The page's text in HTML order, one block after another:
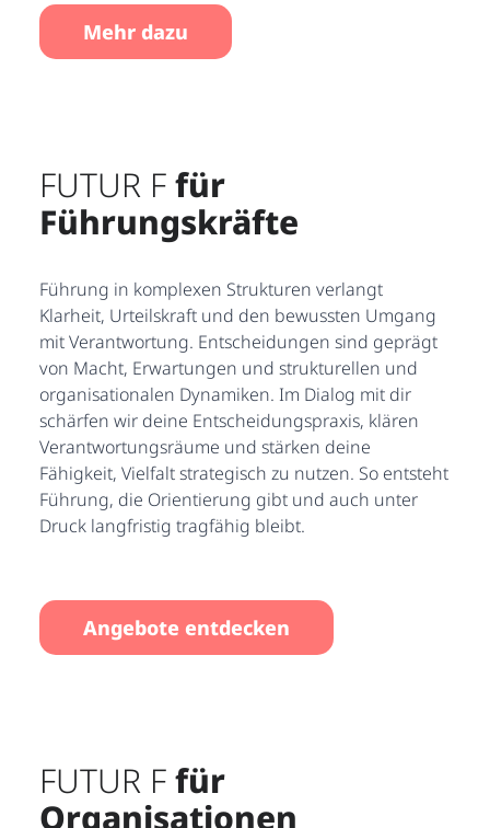
Mehr dazu
FUTUR Ffür
Führungskräfte
Führung in komplexen Strukturen verlangt
Klarheit, Urteilskraft und den bewussten Umgang
mit Verantwortung. Entscheidungen sind geprägt
von Macht, Erwartungen und strukturellen und
organisationalen Dynamiken. Im Dialog mit dir
schärfen wir deine Entscheidungspraxis, klären
Verantwortungsräume und stärken deine
Fähigkeit, Vielfalt strategisch zu nutzen. So entsteht
Führung, die Orientierung gibt und auch unter
Druck langfristig tragfähig bleibt.
Angebote entdecken
FUTUR Ffür
Organisationen